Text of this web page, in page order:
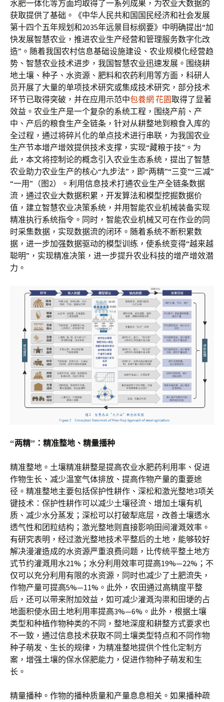
水肥一体化等方面均取得了一系列成果，为农业大数据的
获取提供了基础。《中华人民共和国国民经济和社会发展
第十四个五年规划和2035年远景目标纲要》中明确提出“加
快发展智慧农业，推进农业生产经营和管理服务数字化改
造”。随着我国农村信息基础设施建设、农业规模化经营趋
势、智慧农业技术进步，我国智慧农业迅速发展。围绕耕
地土壤、种子、水资源、肥料和农药利用等方面，科研人
员开展了大量的单项技术研究或集成技术研究，部分技术
环节已取得突破，并在应用示范中包養網 花園取得了显著
效益。农业生产是一个复杂的系统工程，围绕产前、产
中、产后的粮食生产全链条，针对从耕整地到粮食入库的
全过程，通过将碎片化的单点技术进行串联，为我国农业
生产节本增产增效提供技术支撑，实现“藏粮于技”。为
此，本文将控制论的概念引入农业生态系统，提出了智慧
农业助力农业生产的核心“九步法”，即“两精”“三变”“三减”
“一用”（图2）。利用信息技术打通农业生产全链条数据
流，通过农业大数据积累，开发算法和模型挖掘数据价
值，建立智慧农业决策系统，并用智能农业机械装备实现
精准执行系统指令。同时，智能农业机械又可在作业的同
时采集数据，实现数据流的闭环。随着系统不断积累数
据，进一步加强数据驱动的模型训练，使系统变得“越来越
聪明”，实现精准决策，进一步提升农业科技的增产增效潜
力。
“两精”：精准整地、精量播种
精准整地。土壤精准耕整是提高农业水肥药利用率、促进
作物生长、减少温室气体排放、提高作物产量的重要途
径。精准整地主要包括保护性耕作、深松和激光整地3项关
键技术：保护性耕作可以减少土壤径流、增加土壤有机
质、减少水分蒸发；深松可以打破犁底层，改善土壤透水
透气性和团粒结构；激光整地则直接影响田间灌溉效率。
有研究表明，经过激光整地技术平整后的土地，能够较好
解决漫灌造成的水资源严重浪费问题，比传统平整土地方
式节约灌溉用水21%；水分利用效率可提高19%—22%；不
仅可以充分利用有限的水资源，同时也减少了土肥流失，
作物产量可提高5%—11%。此外，农田通过高精度平整
后，还可以带来附加效益，如可减少灌溉沟渠和田埂的占
地面积使水田土地利用率提高3%—6%。此外，根据土壤
类型和种植作物种类的不同，整地深度和耕整方式要求也
不一致，通过信息技术获取不同土壤类型特点和不同作物
种子萌发、生长的规律，为精准整地提供个性化定制方
案，增强土壤的保水保肥能力，促进作物种子萌发和生
长。
精量播种。作物的播种质量和产量息息相关。如果播种疏